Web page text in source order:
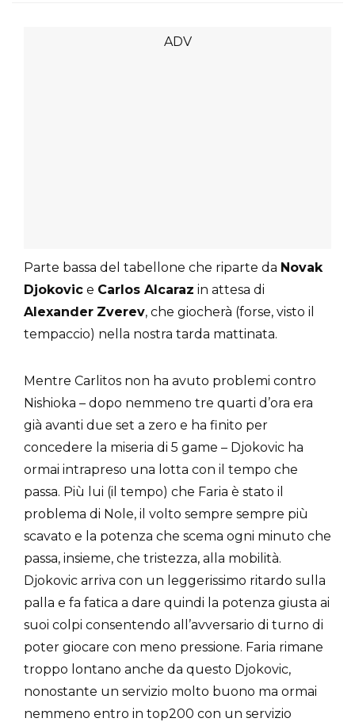
Parte bassa del tabellone che riparte da Novak
Djokovic e Carlos Alcaraz in attesa di
Alexander Zverev, che giocherà (forse, visto il
tempaccio) nella nostra tarda mattinata.
Mentre Carlitos non ha avuto problemi contro
Nishioka – dopo nemmeno tre quarti d’ora era
già avanti due set a zero e ha finito per
concedere la miseria di 5 game – Djokovic ha
ormai intrapreso una lotta con il tempo che
passa. Più lui (il tempo) che Faria è stato il
problema di Nole, il volto sempre sempre più
scavato e la potenza che scema ogni minuto che
passa, insieme, che tristezza, alla mobilità.
Djokovic arriva con un leggerissimo ritardo sulla
palla e fa fatica a dare quindi la potenza giusta ai
suoi colpi consentendo all’avversario di turno di
poter giocare con meno pressione. Faria rimane
troppo lontano anche da questo Djokovic,
nonostante un servizio molto buono ma ormai
nemmeno entro in top200 con un servizio